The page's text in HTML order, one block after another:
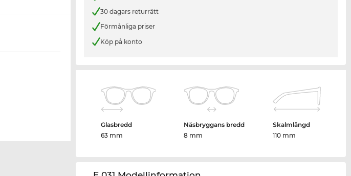
30 dagars returrätt
Förmånliga priser
Köp på konto
Glasbredd
63 mm
Näsbryggans bredd
8 mm
Skalmlängd
110 mm